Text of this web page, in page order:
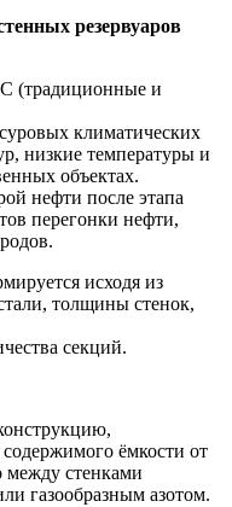
резервуаров
(традиционные и
климатических
низкие температуры и
объектах.
нефти после этапа
перегонки нефти,
исходя из
толщины стенок,
секций.
ёмкости от
между стенками
газообразным азотом.